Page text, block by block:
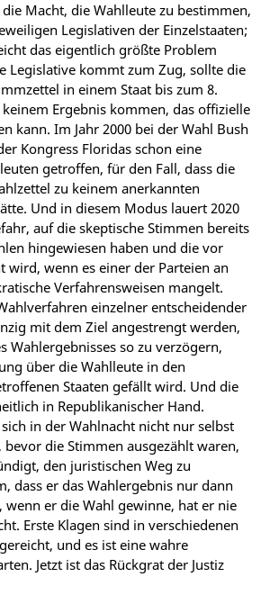
Macht, die Wahlleute zu bestimmen,
Legislativen der Einzelstaaten;
das eigentlich größte Problem
Legislative kommt zum Zug, sollte die
in einem Staat bis zum 8.
keinem Ergebnis kommen, das offizielle
kann. Im Jahr 2000 bei der Wahl Bush
Kongress Floridas schon eine
getroffen, für den Fall, dass die
zu keinem anerkannten
Und in diesem Modus lauert 2020
auf die skeptische Stimmen bereits
hingewiesen haben und die vor
wird, wenn es einer der Parteien an
Verfahrensweisen mangelt.
einzelner entscheidender
mit dem Ziel angestrengt werden,
Wahlergebnisses so zu verzögern,
über die Wahlleute in den
Staaten gefällt wird. Und die
in Republikanischer Hand.
in der Wahlnacht nicht nur selbst
die Stimmen ausgezählt waren,
den juristischen Weg zu
dass er das Wahlergebnis nur dann
wenn er die Wahl gewinne, hat er nie
Erste Klagen sind in verschiedenen
und es ist eine wahre
Jetzt ist das Rückgrat der Justiz